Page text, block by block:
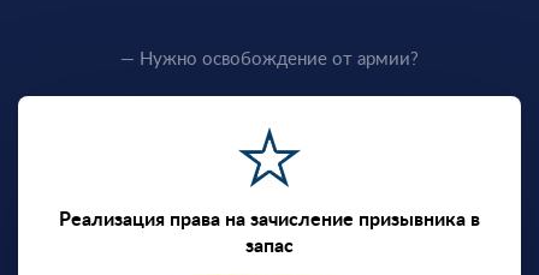
— Нужно освобождение от армии?
Реализация права на зачисление призывника в
запас